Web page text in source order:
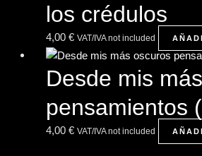
los crédulos
4,00 € VAT/IVA not included
Desde mis
pensamientos
4,00 € VAT/IVA not included